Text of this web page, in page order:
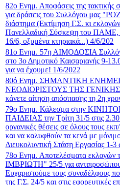
82ο Ενημ. Αποφάσεις της τακτικής
για δράσεις του Συλλόγου μας
διάστημα (Εκτίμηση Γ.Σ. κι
Πανελλαδική Σύσκεψη του ΠΑΜΕ,
16/6, οξυμένα κτηριακά...) 4/6/202
81ο Ενημ. 57η ΑΙΜΟΔΟΣΙΑ
στο 3ο Δημοτικό Καισαριανής 9-
για να έχουμε! 1/6/2022
80ό Ενημ. ΣΗΜΑΝΤΙΚΗ
ΝΕΟΔΙΟΡΙΣΤΟΥΣ ΤΗΣ ΓΕΝΙΚΗΣ
κάνετε αίτηση απόσπασης τη 2η
79ο Ενημ. Κάλεσμα στην
ΠΑΙΔΕΙΑΣ την Τρίτη 31/5 στις
οργανικές θέσεις σε όλους τους
και να καλυφθούν τα κενά με
Διευκολυντική Στάση Εργασίας 1-
78ο Ενημ. Αποτελέσματα
ΙΜΒΡΙΩΤΗ" 25/5 για
Ευχαριστούμε τους συναδέλφους
της Γ.Σ. 24/5 και στις εφορευτικές